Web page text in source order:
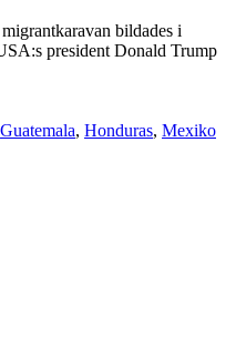
bildades i
president Donald Trump
Guatemala, Honduras, Mexiko